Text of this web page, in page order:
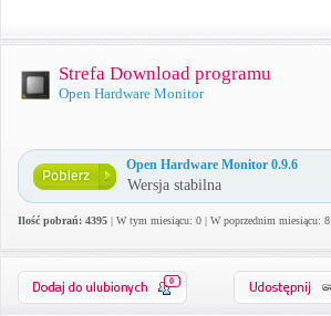
Strefa Download programu
Open Hardware Monitor
Open Hardware Monitor 0.9.6
Wersja stabilna
Ilość pobrań: 4395 | W tym miesiącu: 0 | W poprzednim miesiącu: 8
0